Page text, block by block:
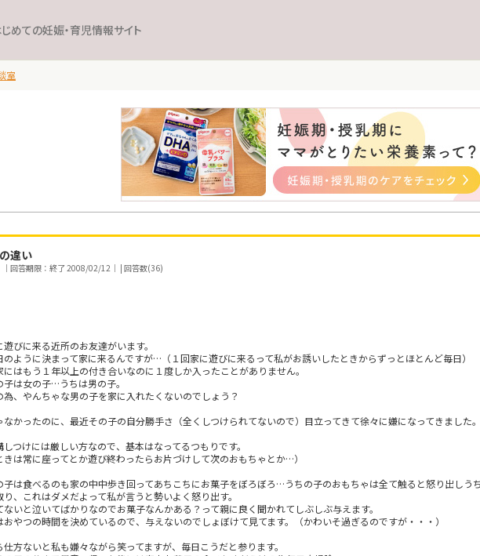
めての妊娠・育児情報サイト
室
違い
｜回答期限：終了 2008/02/12｜ | 回答数(36)
びに来る近所のお友達がいます。
のように決まって家に来るんですが…（１回家に遊びに来るって私がお誘いしたときからずっとほとんど毎日）
にはもう１年以上の付き合いなのに１度しか入ったことがありません。
子は女の子…うちは男の子。
為、やんちゃな男の子を家に入れたくないのでしょう？
なかったのに、最近その子の自分勝手さ（全くしつけられてないので）目立ってきて徐々に嫌になってきました
しつけには厳しい方なので、基本はなってるつもりです。
きは常に座ってとか遊び終わったらお片づけして次のおもちゃとか…）
子は食べるのも家の中中歩き回ってあちこちにお菓子をぼろぼろ…うちの子のおもちゃは全て触ると怒り出し
、これはダメだよって私が言うと勢いよく怒り出す。
ないと泣いてばかりなのでお菓子なんかある？って親に良く聞かれてしぶしぶ与えます。
おやつの時間を決めているので、与えないのでしょぼけて見てます。（かわいそ過ぎるのですが・・・）
仕方ないと私も嫌々ながら笑ってますが、毎日こうだと参ります。